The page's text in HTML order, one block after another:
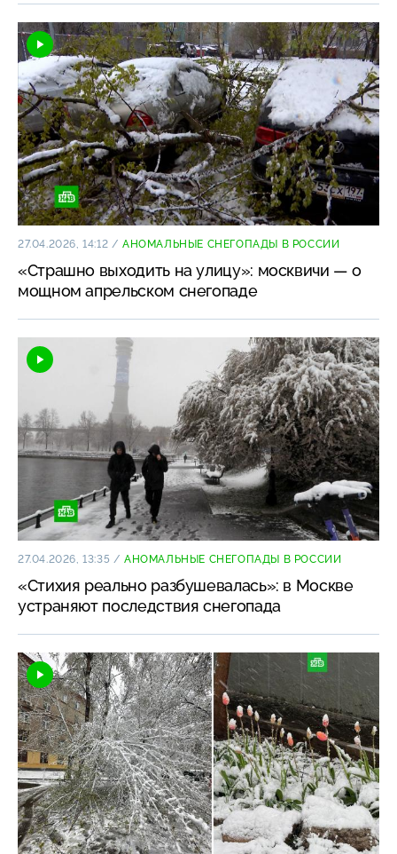
27.04.2026, 14:12 /АНОМАЛЬНЫЕ СНЕГОПАДЫ В РОССИИ
«Страшно выходить на улицу»: москвичи — о
мощном апрельском снегопаде
27.04.2026, 13:35 /АНОМАЛЬНЫЕ СНЕГОПАДЫ В РОССИИ
«Стихия реально разбушевалась»: в Москве
устраняют последствия снегопада